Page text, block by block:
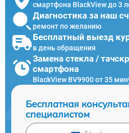
смартфона BlackView до 3
Диагностика за наш
ремонт по желанию
Бесплатный выезд
в день обращения
Замена стекла /
смартфона
BlackView BV9900 от 35
Бесплатная
специалистом